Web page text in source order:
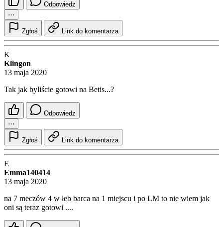
Odpowiedz
⋯
Zgłoś Link do komentarza
K
Klingon
13 maja 2020
Tak jak byliście gotowi na Betis...?
Odpowiedz
⋯
Zgłoś Link do komentarza
E
Emma140414
13 maja 2020
na 7 meczów 4 w łeb barca na 1 miejscu i po LM to nie wiem jak
oni są teraz gotowi ....